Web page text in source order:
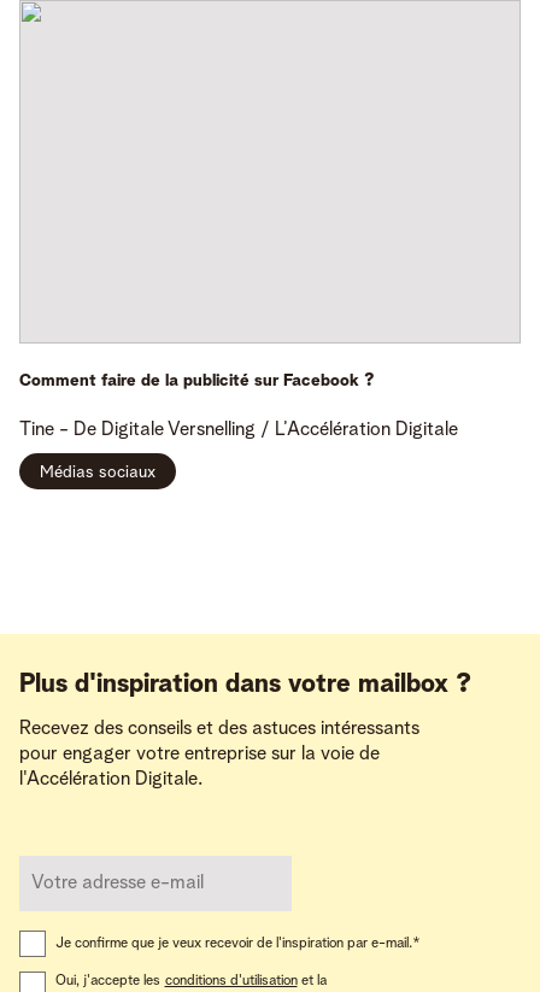
Comment faire de la publicité sur Facebook ?
Tine - De Digitale Versnelling / L’Accélération Digitale
Médias sociaux
Plus d'inspiration dans votre mailbox ?
Recevez des conseils et des astuces intéressants
pour engager votre entreprise sur la voie de
l'Accélération Digitale.
Je confirme que je veux recevoir de l'inspiration par e-mail.*
Oui, j'accepte les conditions d'utilisation et la